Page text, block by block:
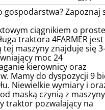
Zapoznaj
ciągnikiem o
traktora 4FARMER jest
maszyny znajduje się 3-
moc 24
kierownicy oraz
Mamy do dyspozycji 9
Niewielkie wymiary i
maską czynią z maszyny
traktor pozwalający na